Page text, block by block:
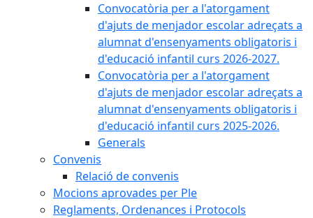
Convocatòria per a l'atorgament
d'ajuts de menjador escolar adreçats a
alumnat d'ensenyaments obligatoris i
d'educació infantil curs 2026-2027.
Convocatòria per a l'atorgament
d'ajuts de menjador escolar adreçats a
alumnat d'ensenyaments obligatoris i
d'educació infantil curs 2025-2026.
Generals
Convenis
Relació de convenis
Mocions aprovades per Ple
Reglaments, Ordenances i Protocols